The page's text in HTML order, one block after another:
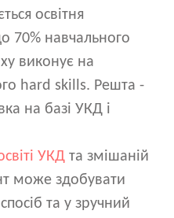
освітня
70% навчального
виконує на
hard skills. Решта -
на базі УКД і
УКД та змішаній
може здобувати
та у зручний